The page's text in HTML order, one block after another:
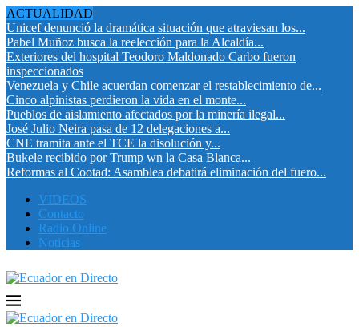
ACTUALIDAD
Unicef denunció la dramática situación que atraviesan los...
Pabel Muñoz busca la reelección para la Alcaldía...
Exteriores del hospital Teodoro Maldonado Carbo fueron
inspeccionados
Venezuela y Chile acuerdan comenzar el restablecimiento de...
Cinco alpinistas perdieron la vida en el monte...
Pueblos de aislamiento afectados por la minería ilegal...
José Julio Neira pasa de 12 delegaciones a...
CNE tramita ante el TCE la disolución y...
Bukele recibido por Trump wn la Casa Blanca...
Reformas al Cootad: Asamblea debatirá eliminación del fuero...
VIDEOS
Contacto
Radio Online
Noticias